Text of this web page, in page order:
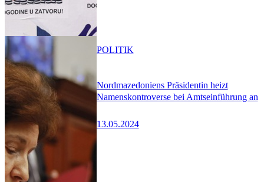
Nordmazedoniens Präsidentin heizt
Namenskontroverse bei Amtseinführung an
13.05.2024
POLITIK